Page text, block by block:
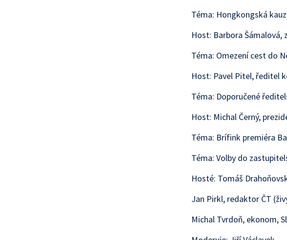
Téma: Hongkongská
Host: Barbora Šámalová,
Téma: Omezení cest do
Host: Pavel Pitel, ředitel
Téma: Doporučené
Host: Michal Černý,
Téma: Brífink premiéra
Téma: Volby do
Hosté: Tomáš
Jan Pirkl, redaktor ČT
Michal Tvrdoň, ekonom,